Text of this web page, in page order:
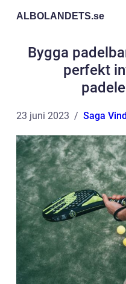
ALBOLANDETS.se
Bygga
perfekt
23 juni 2023 Saga